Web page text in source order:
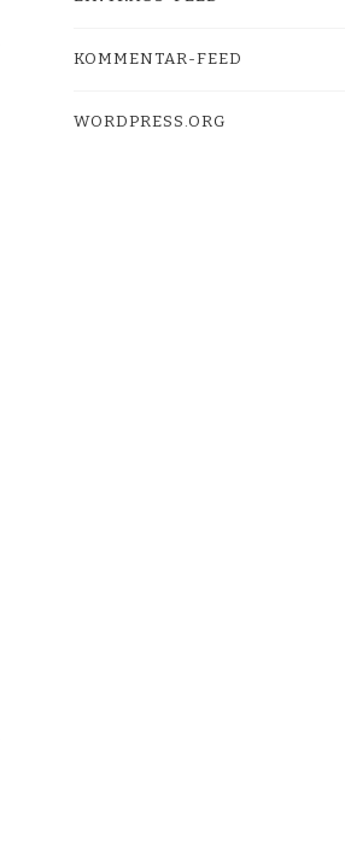
KOMMENTAR-FEED
WORDPRESS.ORG